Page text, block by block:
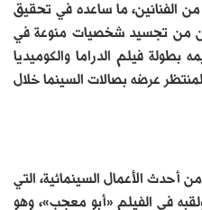
الفنانين، ما ساعده في تحقيق
من تجسيد شخصيات منوعة في
بطولة فيلم الدراما والكوميديا
عرضه بصالات السينما خلال
الأعمال السينمائية، التي
في الفيلم «أبو معجب»، وهو